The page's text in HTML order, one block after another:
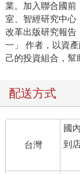
業。加入聯合國前
室、智經研究中心
改革出版研究報告
一」 作者，以資
己的投資組合，幫
配送方式
台灣
國
到